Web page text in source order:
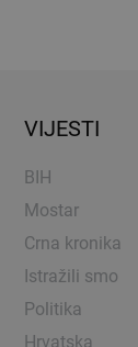
VIJESTI
BIH
Mostar
Crna kronika
Istražili smo
Politika
Hrvatska